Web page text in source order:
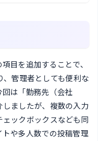
目を追加することで、
管理者としても便利な
は「勤務先（会社
ましたが、複数の入力
ックボックスなども同
や多人数での投稿管理